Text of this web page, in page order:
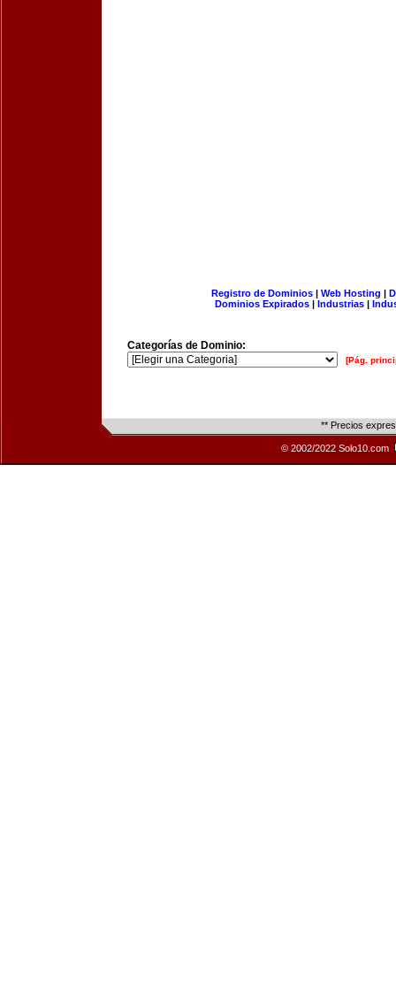
Registro de Dominios| Web Hosting |
Dominios Expirados | Industrias |
Categorías de Dominio:
[Pág.
** Precios
© 2002/2022 Solo10.com